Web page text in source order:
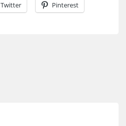
Twitter Pinterest